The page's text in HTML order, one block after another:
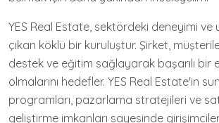
YES Real Estate, sektördeki deneyimi ve
çıkan köklü bir kuruluştur. Şirket,
destek ve eğitim sağlayarak başarılı bir
olmalarını hedefler. YES Real Estate'in
programları, pazarlama stratejileri ve
geliştirme imkanları sayesinde